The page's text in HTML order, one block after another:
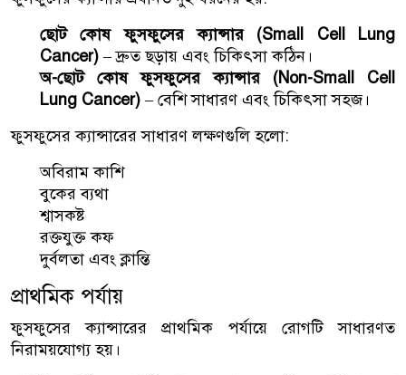
ছোট কোষ ফুসফুসের ক্যান্সার (Small Cell Lung
Cancer)– দ্রুত ছড়ায় এবং চিকিৎসা কঠিন।
অ-ছোট কোষ ফুসফুসের ক্যান্সার (Non-Small Cell
Lung Cancer)– বেশি সাধারণ এবং চিকিৎসা সহজ।
ফুসফুসের ক্যান্সারের সাধারণ লক্ষণগুলি হলো:
অবিরাম কাশি
বুকের ব্যথা
শ্বাসকষ্ট
রক্তযুক্ত কফ
দুর্বলতা এবং ক্লান্তি
প্রাথমিক পর্যায়
ফুসফুসের ক্যান্সারের প্রাথমিক পর্যায়ে রোগটি সাধারণত
নিরাময়যোগ্য হয়।